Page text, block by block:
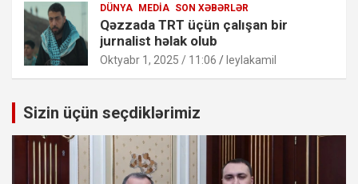
DÜNYA MEDIA SON XƏBƏRLƏR
Qəzzada TRT üçün çalışan bir
jurnalist həlak olub
Oktyabr 1, 2025 / 11:06 leylakamil
Sizin üçün seçdiklərimiz